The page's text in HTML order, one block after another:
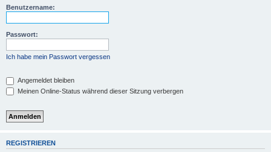
Benutzername:
Passwort:
Ich habe mein Passwort vergessen
Angemeldet bleiben
Meinen Online-Status während dieser Sitzung verbergen
REGISTRIEREN